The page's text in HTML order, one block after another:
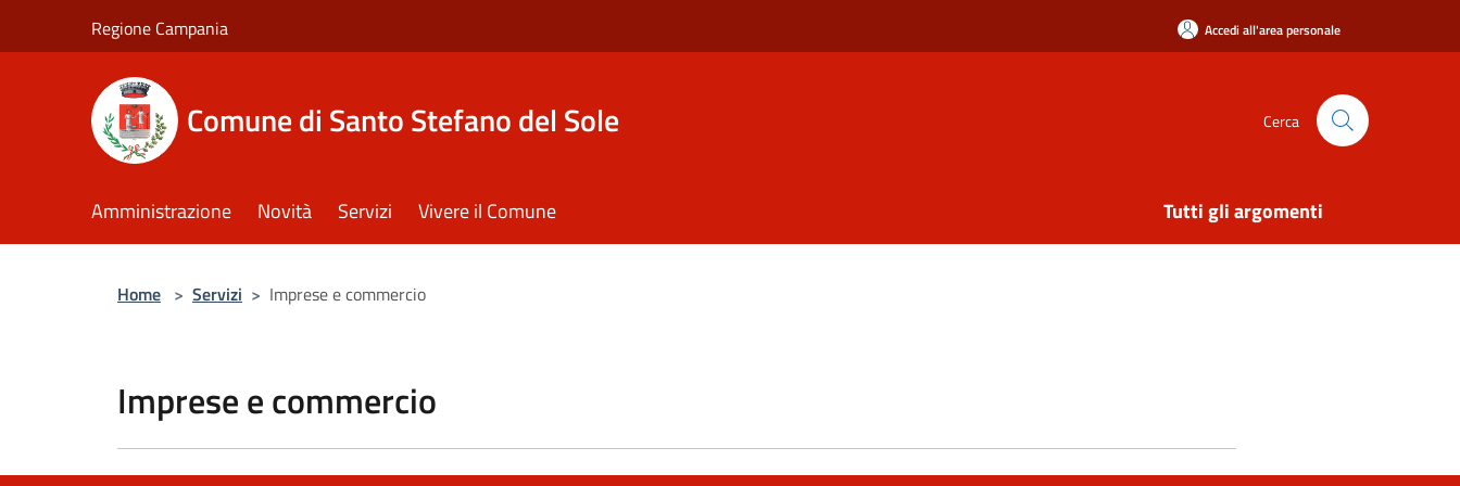
Regione Campania Accedi all'area personale
Comune di Santo Stefano del Sole Cerca
Amministrazione Novità Servizi Vivere il Comune Tutti gli argomenti
Home > Servizi > Imprese e commercio
Imprese e commercio